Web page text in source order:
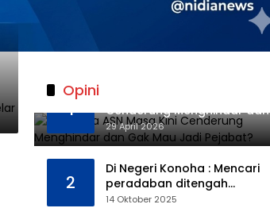
Opini
1
Cenderung Menghindar dan
Gak Mau Jadi Pejabat?
29 April 2026
2
Di Negeri Konoha : Mencari
peradaban ditengah
kekosongan pendidikan
14 Oktober 2025